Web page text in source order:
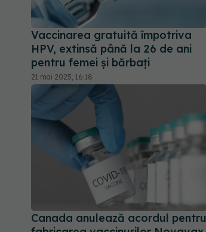
Vaccinarea gratuită împotriva
HPV, extinsă până la 26 de ani
pentru femei și bărbați
21 mai 2025, 16:18
Canada anulează acordul pentru